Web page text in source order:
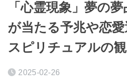
「心霊現象」夢の
が当たる予兆や恋
スピリチュアルの
2025-02-26